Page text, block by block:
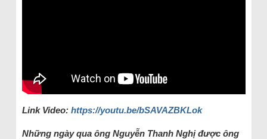
Link Video: https://youtu.be/bSAVAZBKLok
Những ngày qua ông Nguyễn Thanh Nghị được ông